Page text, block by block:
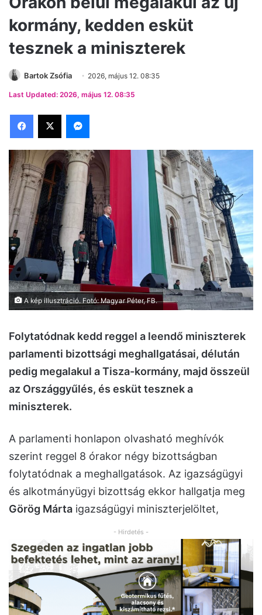
kormány, kedden esküt
tesznek a miniszterek
Bartok Zsófia 2026, május 12. 08:35
Last Updated: 2026, május 12. 08:35
Facebook
X Messenger
A kép illusztráció. Fotó: Magyar Péter, FB.
Folytatódnak kedd reggel a leendő miniszterek
parlamenti bizottsági meghallgatásai, délután
pedig megalakul a Tisza-kormány, majd összeül
az Országgyűlés, és esküt tesznek a
miniszterek.
A parlamenti honlapon olvasható meghívók
szerint reggel 8 órakor négy bizottságban
folytatódnak a meghallgatások. Az igazságügyi
és alkotmányügyi bizottság ekkor hallgatja meg
Görög Márta igazságügyi miniszterjelöltet,
- Hirdetés -